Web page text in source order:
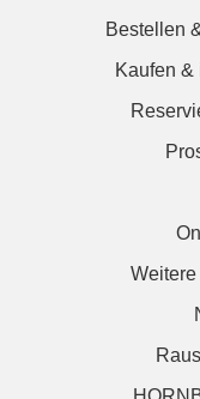
Bestellen
Kaufen &